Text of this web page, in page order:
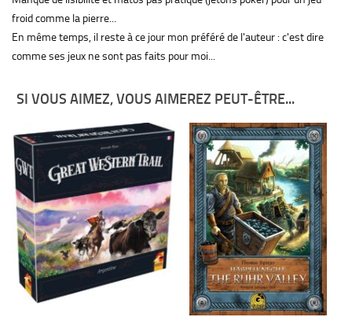
froid comme la pierre...
En même temps, il reste à ce jour mon préféré de l'auteur : c'est dire
comme ses jeux ne sont pas faits pour moi...
SI VOUS AIMEZ, VOUS AIMEREZ PEUT-ÊTRE...